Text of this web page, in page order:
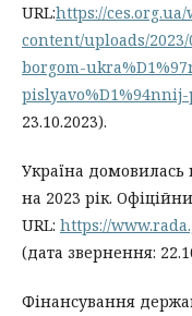
URL:https://ces.org.ua/
content/uploads/
borgom-
23.10.2023).
Україна
на 2023 рік.
URL: https://
(дата звернення:
Фінансування